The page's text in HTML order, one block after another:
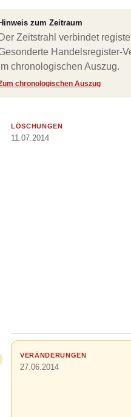
Hinweis zum Zeitraum
Der Zeitstrahl verbindet
Handelsregister-
chronologischen Auszug.
chronologischen Auszug
LÖSCHUNGEN
11.07.2014
VERÄNDERUNGEN
27.06.2014